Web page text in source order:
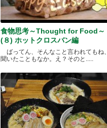
食物思考～Thought for Food～
(８) ホットクロスバン編
ばってん、そんなこと言われてもね、
聞いたこともなか。え？そのと.....